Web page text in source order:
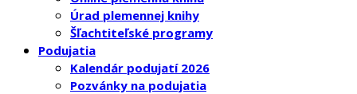
Úrad plemennej knihy
Šľachtiteľské programy
Podujatia
Kalendár podujatí 2026
Pozvánky na podujatia